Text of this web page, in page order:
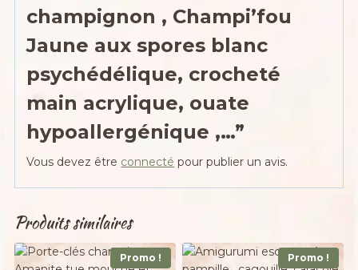
champignon , Champi’fou
Jaune aux spores blanc
psychédélique, crocheté
main acrylique, ouate
hypoallergénique ,…”
Vous devez être connecté pour publier un avis.
Produits similaires
Promo ! Promo !